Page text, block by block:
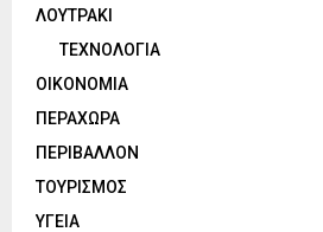
ΛΟΥΤΡΑΚΙ
ΤΕΧΝΟΛΟΓΙΑ
ΟΙΚΟΝΟΜΙΑ
ΠΕΡΑΧΩΡΑ
ΠΕΡΙΒΑΛΛΟΝ
ΤΟΥΡΙΣΜΟΣ
ΥΓΕΙΑ